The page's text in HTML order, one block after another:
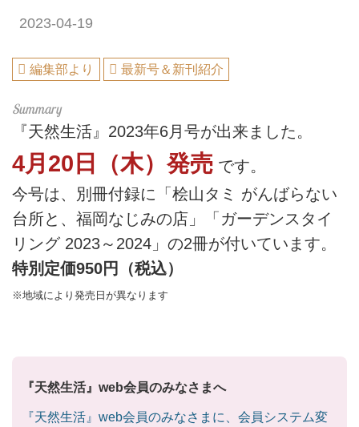
2023-04-19
編集部より 最新号＆新刊紹介
『天然生活』2023年6月号が出来ました。
4月20日（木）発売 です。
今号は、別冊付録に「桧山タミ がんばらない
台所と、福岡なじみの店」「ガーデンスタイ
リング 2023～2024」の2冊が付いています。
特別定価950円（税込）
※地域により発売日が異なります
『天然生活』web会員のみなさまへ
『天然生活』web会員のみなさまに、会員システム変